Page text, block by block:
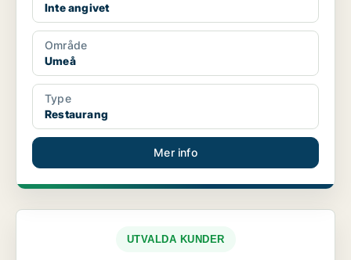
Inte angivet
Område
Umeå
Type
Restaurang
Mer info
UTVALDA KUNDER